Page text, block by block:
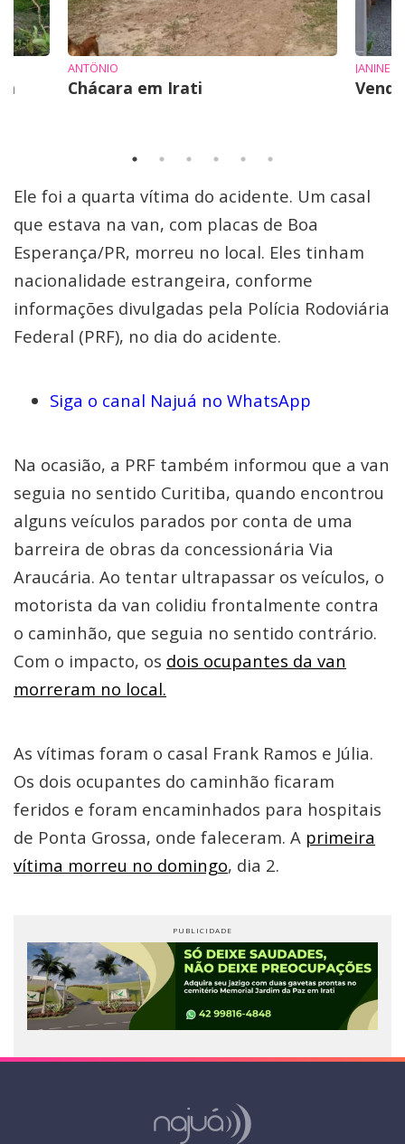
ANTÔNIO
Chácara em Irati
JANINE
Ele foi a quarta vítima do acidente. Um casal
que estava na van, com placas de Boa
Esperança/PR, morreu no local. Eles tinham
nacionalidade estrangeira, conforme
informações divulgadas pela Polícia Rodoviária
Federal (PRF), no dia do acidente.
Siga o canal Najuá no WhatsApp
Na ocasião, a PRF também informou que a van
seguia no sentido Curitiba, quando encontrou
alguns veículos parados por conta de uma
barreira de obras da concessionária Via
Araucária. Ao tentar ultrapassar os veículos, o
motorista da van colidiu frontalmente contra
o caminhão, que seguia no sentido contrário.
Com o impacto, os dois ocupantes da van
morreram no local.
As vítimas foram o casal Frank Ramos e Júlia.
Os dois ocupantes do caminhão ficaram
feridos e foram encaminhados para hospitais
de Ponta Grossa, onde faleceram. A primeira
vítima morreu no domingo, dia 2.